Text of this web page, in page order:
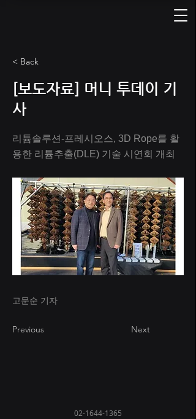
< Back
[보도자료] 머니 투데이 기
사
리튬솔루션-프레시오스, 3D Rope를 활
용한 리튬추출(DLE) 기술 시연회 개최
고문순 기자
Previous Next
02-1644-1365